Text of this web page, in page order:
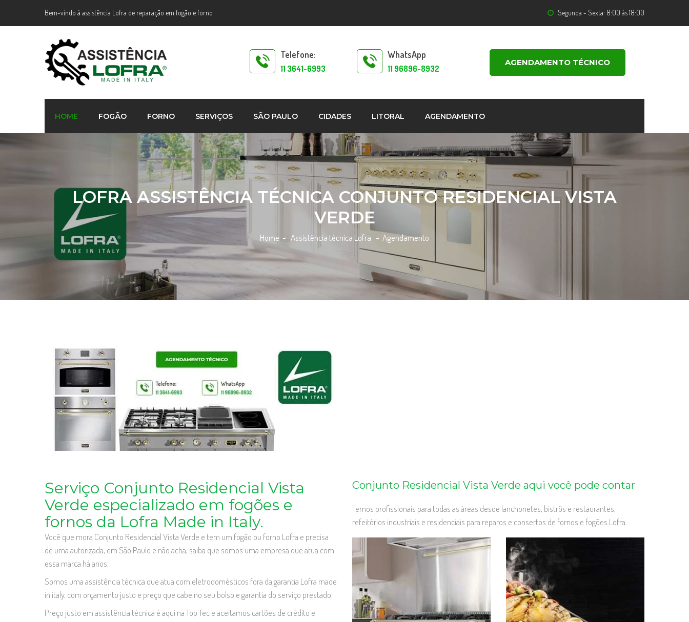
Bem-vindo à assistência Lofra de reparação em fogão e forno Segunda - Sexta: 8:00 às 18:00
Telefone:
11 3641-6993
WhatsApp
11 96896-8932
AGENDAMENTO TÉCNICO
HOME FOGÃO FORNO SERVIÇOS SÃO PAULO CIDADES LITORAL AGENDAMENTO
LOFRA ASSISTÊNCIA TÉCNICA CONJUNTO RESIDENCIAL VISTA
VERDE
Home - Assistência técnica Lofra - Agendamento
Serviço Conjunto Residencial Vista
Verde especializado em fogões e
fornos da Lofra Made in Italy.
Você que mora Conjunto Residencial Vista Verde e tem um fogão ou forno Lofra e precisa
de uma autorizada, em São Paulo e não acha, saiba que somos uma empresa que atua com
essa marca há anos.
Somos uma assistência técnica que atua com eletrodomésticos fora da garantia Lofra made
in italy, com orçamento justo e preço que cabe no seu bolso e garantia do serviço prestado.
Preço justo em assistência técnica é aqui na Top Tec e aceitamos cartões de crédito e
Conjunto Residencial Vista Verde aqui você pode contar
Temos profissionais para todas as áreas desde lanchonetes, bistrôs e restaurantes,
refeitórios industriais e residenciais para reparos e consertos de fornos e fogões Lofra.